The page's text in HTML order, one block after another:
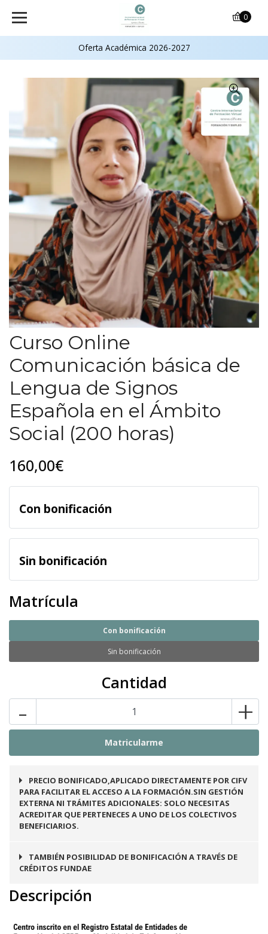
Oferta Académica 2026-2027
0
Curso Online
Comunicación básica de
Lengua de Signos
Española en el Ámbito
Social (200 horas)
160,00€
Con bonificación
Sin bonificación
Matrícula
Con bonificación
Sin bonificación
Cantidad
- +
PRECIO BONIFICADO,APLICADO DIRECTAMENTE POR CIFV
PARA FACILITAR EL ACCESO A LA FORMACIÓN.SIN GESTIÓN
EXTERNA NI TRÁMITES ADICIONALES: SOLO NECESITAS
ACREDITAR QUE PERTENECES A UNO DE LOS COLECTIVOS
BENEFICIARIOS.
Este curso es bonificable a
ideal para formar a
trabajadores en activo y
TAMBIÉN POSIBILIDAD DE BONIFICACIÓN A TRAVÉS DE
CRÉDITOS FUNDAE
Descripción